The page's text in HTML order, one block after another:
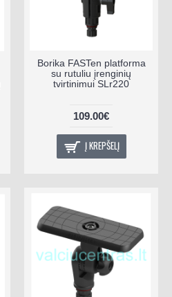
Borika FASTen platforma
su rutuliu įrenginių
tvirtinimui SLr220
109.00€
Į KREPŠELĮ